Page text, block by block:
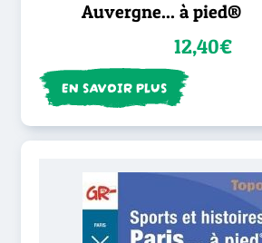
Auvergne... à pied®
12,40€
EN SAVOIR PLUS